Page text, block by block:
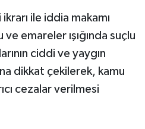
ile iddia makamı
emareler ışığında suçlu
ciddi ve yaygın
dikkat çekilerek, kamu
cezalar verilmesi